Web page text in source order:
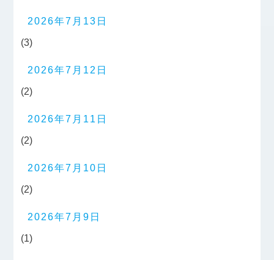
2026年7月13日
(3)
2026年7月12日
(2)
2026年7月11日
(2)
2026年7月10日
(2)
2026年7月9日
(1)